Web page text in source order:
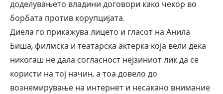
доделувањето владини договори како чекор во
борбата против корупцијата.
Диела го прикажува лицето и гласот на Анила
Биша, филмска и театарска актерка која вели дека
никогаш не дала согласност нејзиниот лик да се
користи на тој начин, а тоа довело до
вознемирување на интернет и несакано внимание